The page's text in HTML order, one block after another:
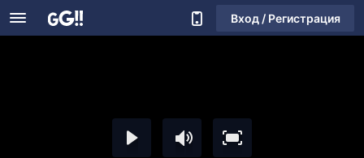
Вход / Регистрация